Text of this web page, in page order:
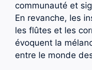
communauté et
En revanche, les
les flûtes et les
évoquent la
entre le monde